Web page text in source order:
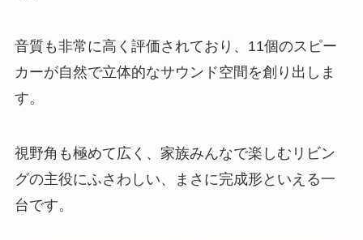
音質も非常に高く評価されており、11個のスピー
カーが自然で立体的なサウンド空間を創り出しま
す。
視野角も極めて広く、家族みんなで楽しむリビン
グの主役にふさわしい、まさに完成形といえる一
台です。